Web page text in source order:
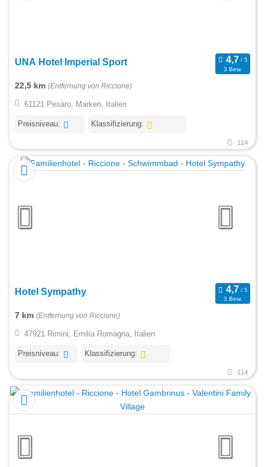
UNA Hotel Imperial Sport
3 Bew.
22,5 km (Entfernung von Riccione)
61121 Pesaro, Marken, Italien
Preisniveau: Klassifizierung:
114
Hotel Sympathy
3 Bew.
7 km (Entfernung von Riccione)
47921 Rimini, Emilia Romagna, Italien
Preisniveau: Klassifizierung:
114